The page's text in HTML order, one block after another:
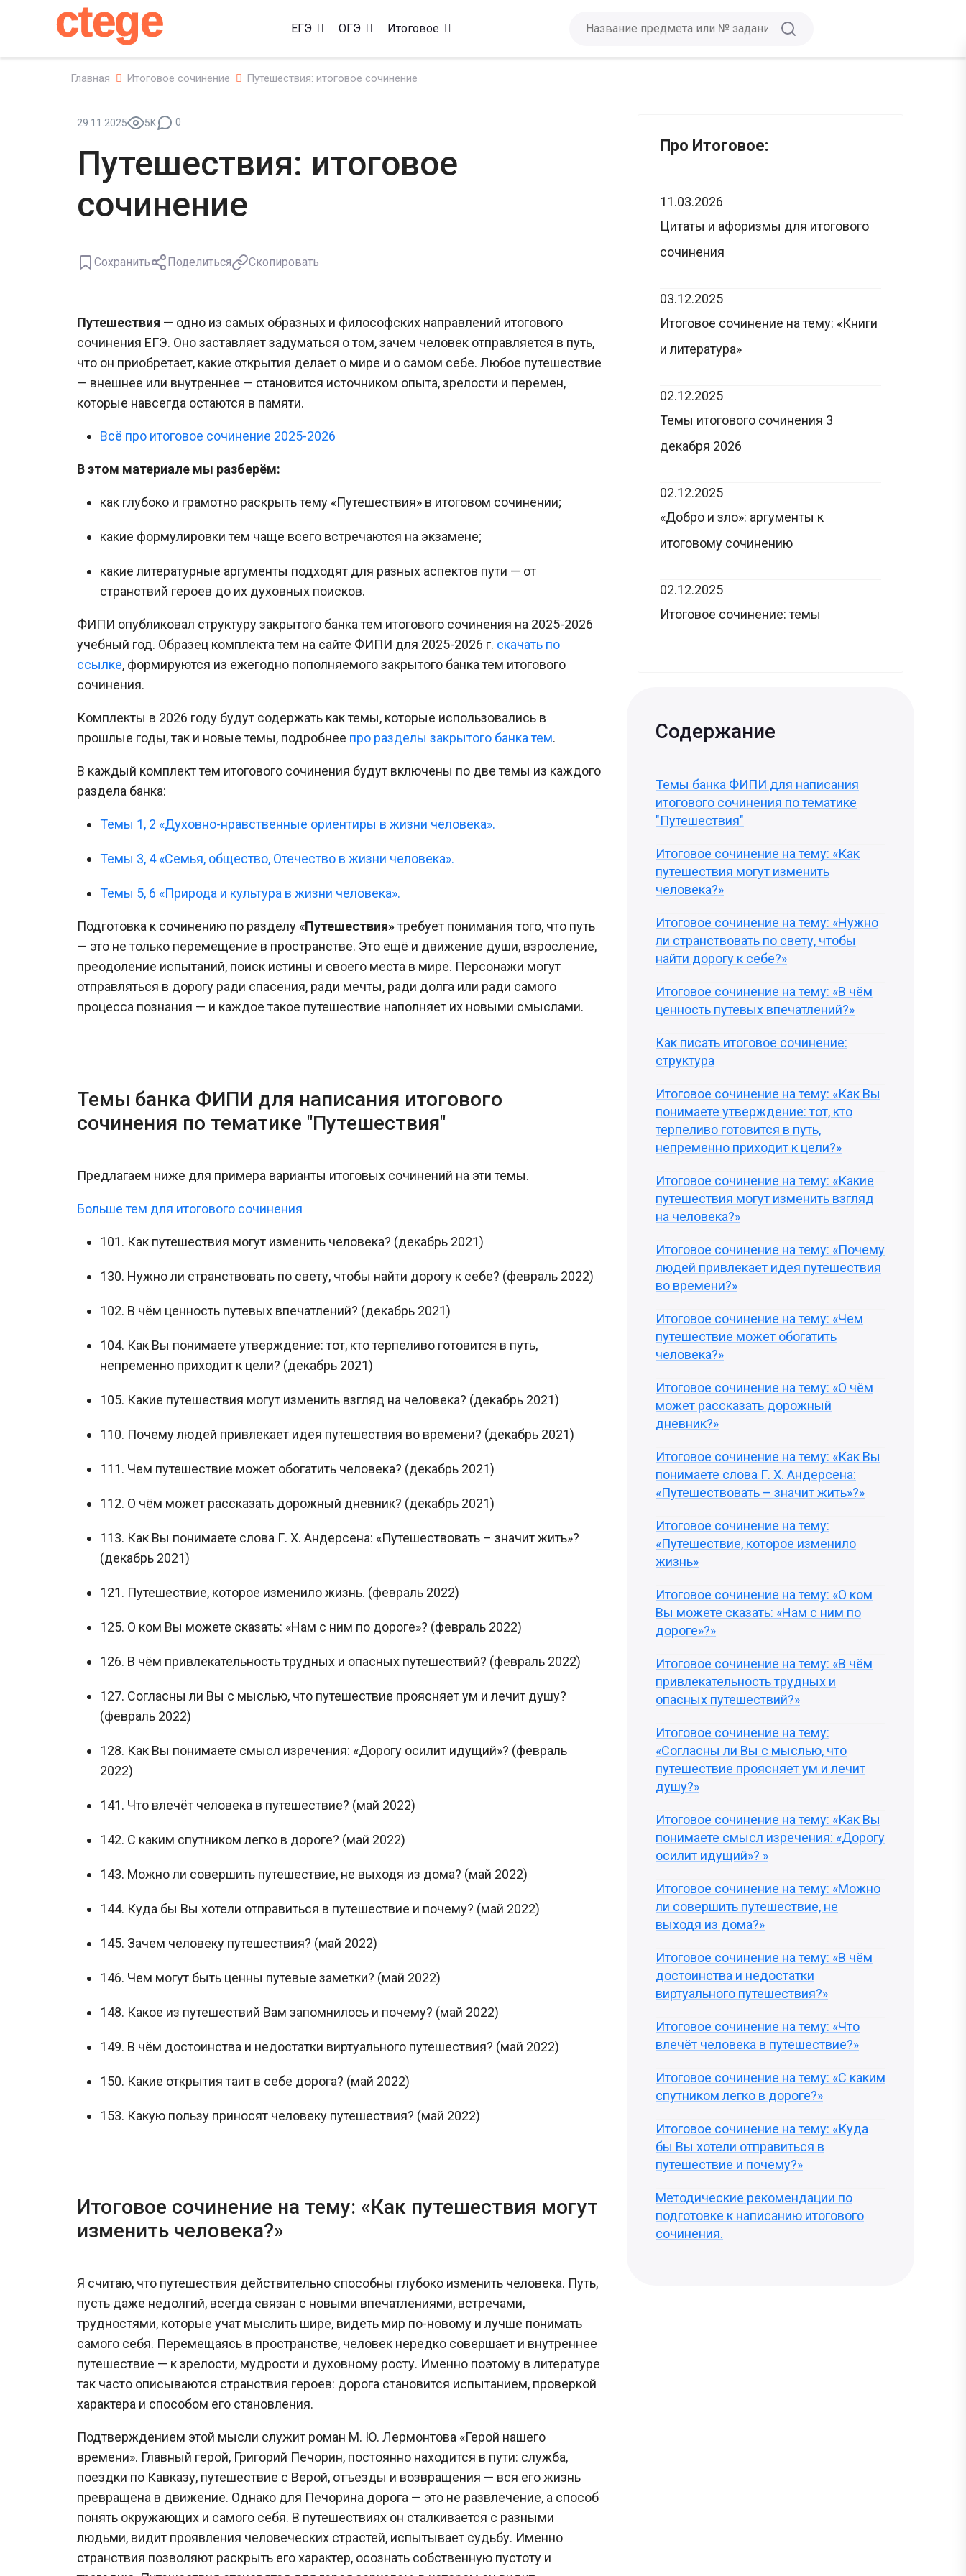
ctege ЕГЭ ОГЭ Итоговое
Главная Итоговое сочинение Путешествия: итоговое сочинение
29.11.2025 5K 0
Путешествия: итоговое
сочинение
Сохранить Поделиться Скопировать
Путешествия — одно из самых образных и философских направлений итогового
сочинения ЕГЭ. Оно заставляет задуматься о том, зачем человек отправляется в путь,
что он приобретает, какие открытия делает о мире и о самом себе. Любое путешествие
— внешнее или внутреннее — становится источником опыта, зрелости и перемен,
которые навсегда остаются в памяти.
Всё про итоговое сочинение 2025-2026
В этом материале мы разберём:
как глубоко и грамотно раскрыть тему «Путешествия» в итоговом сочинении;
какие формулировки тем чаще всего встречаются на экзамене;
какие литературные аргументы подходят для разных аспектов пути — от
странствий героев до их духовных поисков.
ФИПИ опубликовал структуру закрытого банка тем итогового сочинения на 2025-2026
учебный год. Образец комплекта тем на сайте ФИПИ для 2025-2026 г. скачать по
ссылке, формируются из ежегодно пополняемого закрытого банка тем итогового
сочинения.
Комплекты в 2026 году будут содержать как темы, которые использовались в
прошлые годы, так и новые темы, подробнее про разделы закрытого банка тем.
В каждый комплект тем итогового сочинения будут включены по две темы из каждого
раздела банка:
Темы 1, 2 «Духовно-нравственные ориентиры в жизни человека».
Темы 3, 4 «Семья, общество, Отечество в жизни человека».
Темы 5, 6 «Природа и культура в жизни человека».
Подготовка к сочинению по разделу «Путешествия»требует понимания того, что путь
— это не только перемещение в пространстве. Это ещё и движение души, взросление,
преодоление испытаний, поиск истины и своего места в мире. Персонажи могут
отправляться в дорогу ради спасения, ради мечты, ради долга или ради самого
процесса познания — и каждое такое путешествие наполняет их новыми смыслами.
Темы банка ФИПИ для написания итогового
сочинения по тематике "Путешествия"
Предлагаем ниже для примера варианты итоговых сочинений на эти темы.
Больше тем для итогового сочинения
101. Как путешествия могут изменить человека? (декабрь 2021)
130. Нужно ли странствовать по свету, чтобы найти дорогу к себе? (февраль 2022)
102. В чём ценность путевых впечатлений? (декабрь 2021)
104. Как Вы понимаете утверждение: тот, кто терпеливо готовится в путь,
непременно приходит к цели? (декабрь 2021)
105. Какие путешествия могут изменить взгляд на человека? (декабрь 2021)
110. Почему людей привлекает идея путешествия во времени? (декабрь 2021)
111. Чем путешествие может обогатить человека? (декабрь 2021)
112. О чём может рассказать дорожный дневник? (декабрь 2021)
113. Как Вы понимаете слова Г. Х. Андерсена: «Путешествовать – значит жить»?
(декабрь 2021)
121. Путешествие, которое изменило жизнь. (февраль 2022)
125. О ком Вы можете сказать: «Нам с ним по дороге»? (февраль 2022)
126. В чём привлекательность трудных и опасных путешествий? (февраль 2022)
127. Согласны ли Вы с мыслью, что путешествие проясняет ум и лечит душу?
(февраль 2022)
128. Как Вы понимаете смысл изречения: «Дорогу осилит идущий»? (февраль
2022)
141. Что влечёт человека в путешествие? (май 2022)
142. С каким спутником легко в дороге? (май 2022)
143. Можно ли совершить путешествие, не выходя из дома? (май 2022)
144. Куда бы Вы хотели отправиться в путешествие и почему? (май 2022)
145. Зачем человеку путешествия? (май 2022)
146. Чем могут быть ценны путевые заметки? (май 2022)
148. Какое из путешествий Вам запомнилось и почему? (май 2022)
149. В чём достоинства и недостатки виртуального путешествия? (май 2022)
150. Какие открытия таит в себе дорога? (май 2022)
153. Какую пользу приносят человеку путешествия? (май 2022)
Итоговое сочинение на тему: «Как путешествия могут
изменить человека?»
Я считаю, что путешествия действительно способны глубоко изменить человека. Путь,
пусть даже недолгий, всегда связан с новыми впечатлениями, встречами,
трудностями, которые учат мыслить шире, видеть мир по-новому и лучше понимать
самого себя. Перемещаясь в пространстве, человек нередко совершает и внутреннее
путешествие — к зрелости, мудрости и духовному росту. Именно поэтому в литературе
так часто описываются странствия героев: дорога становится испытанием, проверкой
характера и способом его становления.
Подтверждением этой мысли служит роман М. Ю. Лермонтова «Герой нашего
времени». Главный герой, Григорий Печорин, постоянно находится в пути: служба,
поездки по Кавказу, путешествие с Верой, отъезды и возвращения — вся его жизнь
превращена в движение. Однако для Печорина дорога — это не развлечение, а способ
понять окружающих и самого себя. В путешествиях он сталкивается с разными
людьми, видит проявления человеческих страстей, испытывает судьбу. Именно
странствия позволяют раскрыть его характер, осознать собственную пустоту и
Про Итоговое:
11.03.2026
Цитаты и афоризмы для итогового
сочинения
03.12.2025
Итоговое сочинение на тему: «Книги
и литература»
02.12.2025
Темы итогового сочинения 3
декабря 2026
02.12.2025
«Добро и зло»: аргументы к
итоговому сочинению
02.12.2025
Итоговое сочинение: темы
Содержание
Темы банка ФИПИ для написания
итогового сочинения по тематике
"Путешествия"
Итоговое сочинение на тему: «Как
путешествия могут изменить
человека?»
Итоговое сочинение на тему: «Нужно
ли странствовать по свету, чтобы
найти дорогу к себе?»
Итоговое сочинение на тему: «В чём
ценность путевых впечатлений?»
Как писать итоговое сочинение:
структура
Итоговое сочинение на тему: «Как Вы
понимаете утверждение: тот, кто
терпеливо готовится в путь,
непременно приходит к цели?»
Итоговое сочинение на тему: «Какие
путешествия могут изменить взгляд
на человека?»
Итоговое сочинение на тему: «Почему
людей привлекает идея путешествия
во времени?»
Итоговое сочинение на тему: «Чем
путешествие может обогатить
человека?»
Итоговое сочинение на тему: «О чём
может рассказать дорожный
дневник?»
Итоговое сочинение на тему: «Как Вы
понимаете слова Г. Х. Андерсена:
«Путешествовать – значит жить»?»
Итоговое сочинение на тему:
«Путешествие, которое изменило
жизнь»
Итоговое сочинение на тему: «О ком
Вы можете сказать: «Нам с ним по
дороге»?»
Итоговое сочинение на тему: «В чём
привлекательность трудных и
опасных путешествий?»
Итоговое сочинение на тему:
«Согласны ли Вы с мыслью, что
путешествие проясняет ум и лечит
душу?»
Итоговое сочинение на тему: «Как Вы
понимаете смысл изречения: «Дорогу
осилит идущий»? »
Итоговое сочинение на тему: «Можно
ли совершить путешествие, не
выходя из дома?»
Итоговое сочинение на тему: «В чём
достоинства и недостатки
виртуального путешествия?»
Итоговое сочинение на тему: «Что
влечёт человека в путешествие?»
Итоговое сочинение на тему: «С каким
спутником легко в дороге?»
Итоговое сочинение на тему: «Куда
бы Вы хотели отправиться в
путешествие и почему?»
Методические рекомендации по
подготовке к написанию итогового
сочинения.